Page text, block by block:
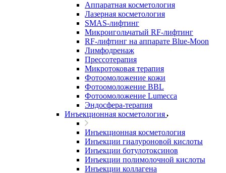
Аппаратная косметология
Лазерная косметология
SMAS-лифтинг
Микроигольчатый RF-лифтинг
RF-лифтинг на аппарате Blue-Moon
Лимфодренаж
Прессотерапия
Микротоковая терапия
Фотоомоложение кожи
Фотоомоложение BBL
Фотоомоложение Lumecca
Эндосфера-терапия
Инъекционная косметология
Инъекционная косметология
Инъекции гиалуроновой кислоты
Инъекции ботулотоксинов
Инъекции полимолочной кислоты
Инъекции коллагена